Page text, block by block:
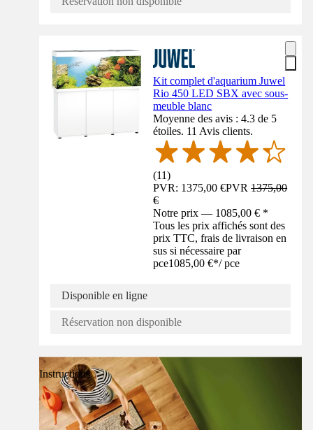
Kit complet d'aquarium Juwel
Rio 450 LED SBX avec sous-
meuble blanc
Moyenne des avis : 4.3 de 5
étoiles. 11 Avis clients.
(11)
PVR: 1375,00 €PVR1375,00
€
Notre prix — 1085,00 € *
Tous les prix affichés sont des
prix TTC, frais de livraison en
sus si nécessaire par
pce1085,00 €*/ pce
Disponible en ligne
Réservation non disponible
Instructions